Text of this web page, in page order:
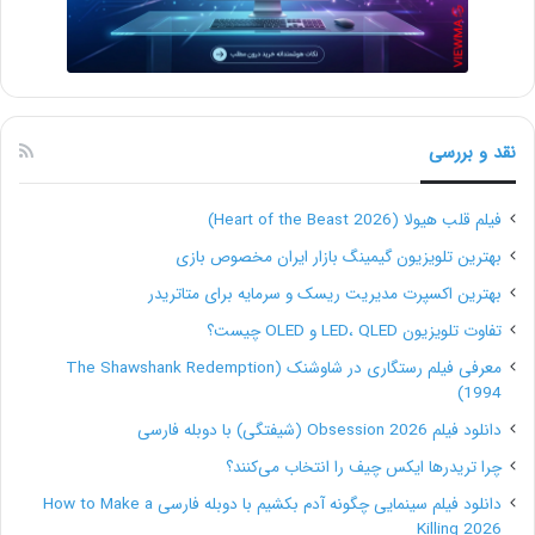
کدنویسی را ارائه می‌دهد، که آن را برای تمام سطوح مهارت
بسیار کاربرپسند می‌کند.
رابط کاربر پسند
داشبورد وردپرس ساده است و به کاربران این امکان را
می‌دهد تا بدون نیاز به تخصص فنی، به سرعت در میان
عملکردهای مختلف حرکت کنند.
سفارشی سازی گسترده
وردپرس با هزاران موضوع و پلاگین، گزینه‌های سفارشی
سازی بی نظیری را ارائه می‌دهد.
نقد و بررسی
فیلم قلب هیولا (Heart of the Beast 2026)
بهترین تلویزیون گیمینگ بازار ایران مخصوص بازی
بهترین اکسپرت مدیریت ریسک و سرمایه برای متاتریدر
تفاوت تلویزیون LED، QLED و OLED چیست؟
معرفی فیلم رستگاری در شاوشنک (The Shawshank Redemption
1994)
دانلود فیلم Obsession 2026 (شیفتگی) با دوبله فارسی
چرا تریدرها ایکس چیف را انتخاب می‌کنند؟
دانلود فیلم سینمایی چگونه آدم بکشیم با دوبله فارسی How to Make a
Killing 2026